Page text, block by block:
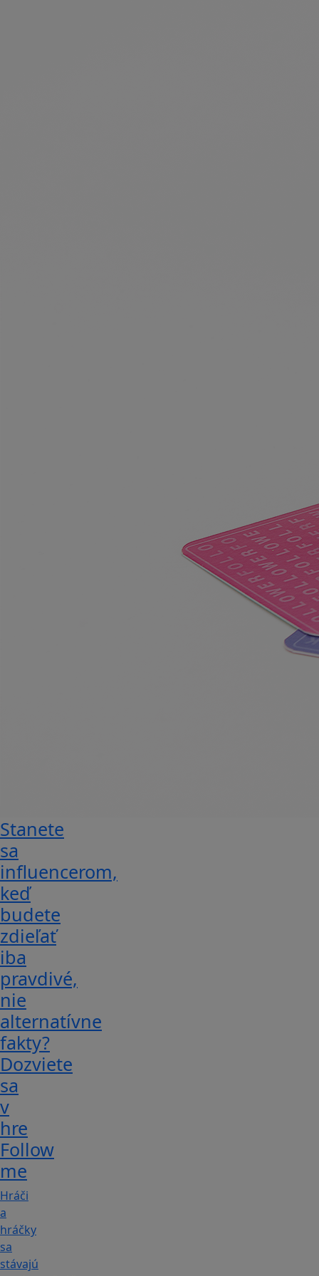
Stanete
sa
influencerom,
keď
budete
zdieľať
iba
pravdivé,
nie
alternatívne
fakty?
Dozviete
sa
v
hre
Follow
me
Hráči
a
hráčky
sa
stávajú